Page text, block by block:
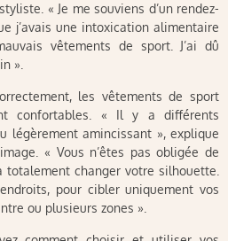
« Je me souviens d’un rendez-
j’avais une intoxication alimentaire
vêtements de sport. J’ai dû
».
les vêtements de sport
confortables. « Il y a différents
légèrement amincissant », explique
« Vous n’êtes pas obligée de
totalement changer votre silhouette.
pour cibler uniquement vos
ou plusieurs zones ».